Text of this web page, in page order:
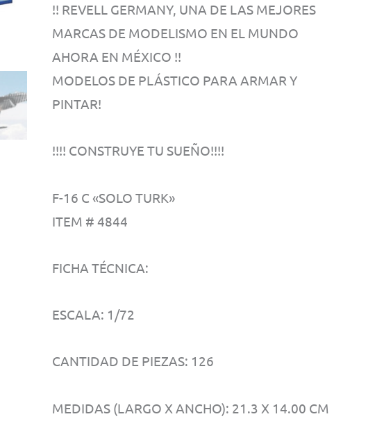
!! REVELL GERMANY, UNA DE LAS MEJORES
MARCAS DE MODELISMO EN EL MUNDO
AHORA EN MÉXICO !!
MODELOS DE PLÁSTICO PARA ARMAR Y
PINTAR!
!!!! CONSTRUYE TU SUEÑO!!!!
F-16 C «SOLO TURK»
ITEM # 4844
FICHA TÉCNICA:
ESCALA: 1/72
CANTIDAD DE PIEZAS: 126
MEDIDAS (LARGO X ANCHO): 21.3 X 14.00 CM